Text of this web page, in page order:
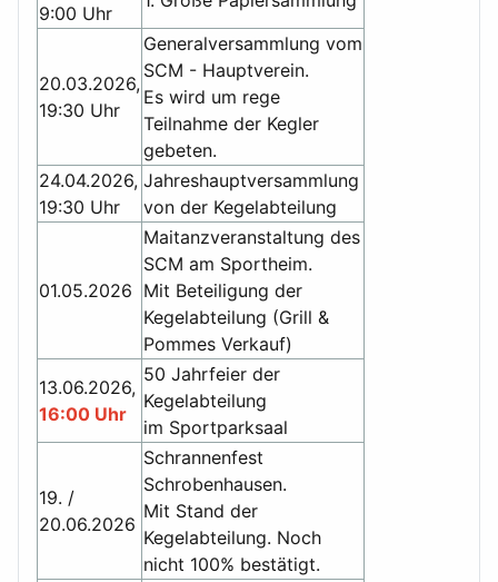
9:00 Uhr
20.03.2026,
19:30 Uhr
Generalversammlung vom
SCM - Hauptverein.
Es wird um rege
Teilnahme der Kegler
gebeten.
24.04.2026,
19:30 Uhr
Jahreshauptversammlung
von der Kegelabteilung
01.05.2026
Maitanzveranstaltung des
SCM am Sportheim.
Mit Beteiligung der
Kegelabteilung (Grill &
Pommes Verkauf)
13.06.2026,
16:00 Uhr
50 Jahrfeier der
Kegelabteilung
im Sportparksaal
19. /
20.06.2026
Schrannenfest
Schrobenhausen.
Mit Stand der
Kegelabteilung. Noch
nicht 100% bestätigt.